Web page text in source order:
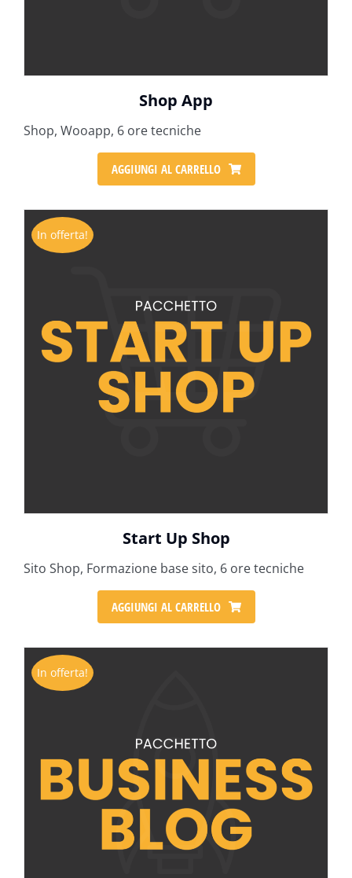
Shop App
Shop, Wooapp, 6 ore tecniche
AGGIUNGI AL CARRELLO
In offerta!
Start Up Shop
Sito Shop, Formazione base sito, 6 ore tecniche
AGGIUNGI AL CARRELLO
In offerta!